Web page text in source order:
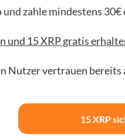
zahle mindestens 30€
und 15 XRP gratis
Nutzer vertrauen bereits
15 XRP